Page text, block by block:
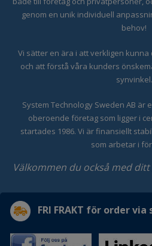
genom en unik individuell
behov!
Vi sätter en ära i att verkligen
och att förstå våra kunders
synvinkel.
System Technology Sweden AB är
oberoende företag som ligger i
startades 1986. Vi är finansiellt
som arbetar i
Välkommen du också med
FRI FRAKT för order via